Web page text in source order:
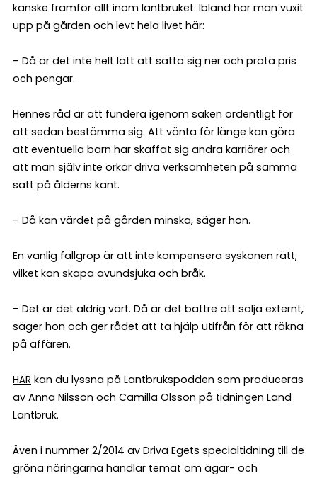
kanske framför allt inom lantbruket. Ibland har man vuxit
upp på gården och levt hela livet här:
– Då är det inte helt lätt att sätta sig ner och prata pris
och pengar.
Hennes råd är att fundera igenom saken ordentligt för
att sedan bestämma sig. Att vänta för länge kan göra
att eventuella barn har skaffat sig andra karriärer och
att man själv inte orkar driva verksamheten på samma
sätt på ålderns kant.
– Då kan värdet på gården minska, säger hon.
En vanlig fallgrop är att inte kompensera syskonen rätt,
vilket kan skapa avundsjuka och bråk.
– Det är det aldrig värt. Då är det bättre att sälja externt,
säger hon och ger rådet att ta hjälp utifrån för att räkna
på affären.
HÄR kan du lyssna på Lantbrukspodden som produceras
av Anna Nilsson och Camilla Olsson på tidningen Land
Lantbruk.
Även i nummer 2/2014 av Driva Egets specialtidning till de
gröna näringarna handlar temat om ägar- och